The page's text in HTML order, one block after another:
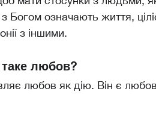
означають життя,
з іншими.
любов?
любов як дію. Він є